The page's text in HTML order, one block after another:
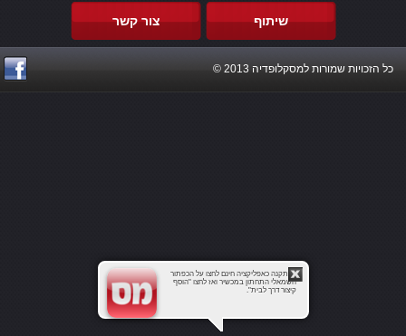
צור קשר שיתוף
כל הזכויות שמורות למסקלופדיה 2013 ©
להתקנה כאפליקציה חינם לחצו על הכפתור
השמאלי התחתון במכשיר ואז לחצו "הוסף
קיצור דרך לבית".